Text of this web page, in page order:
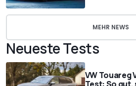
MEHR NEWS
Neueste Tests
VW Touareg